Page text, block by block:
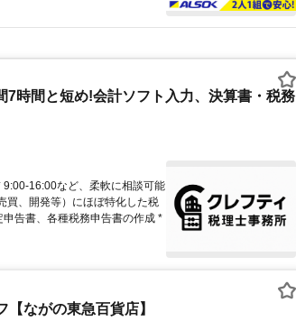
7時間と短め!会計ソフト入力、決算書・税務
16:00など、柔軟に相談可能
買、開発等）にほぼ特化した税
告書、各種税務申告書の作成 *
ながの東急百貨店】